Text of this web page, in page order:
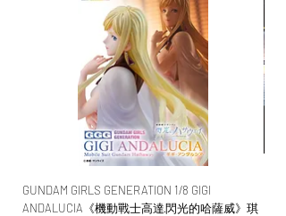
GUNDAM GIRLS GENERATION 1/8 GIGI
ANDALUCIA《機動戰士高達·閃光的哈薩威》琪